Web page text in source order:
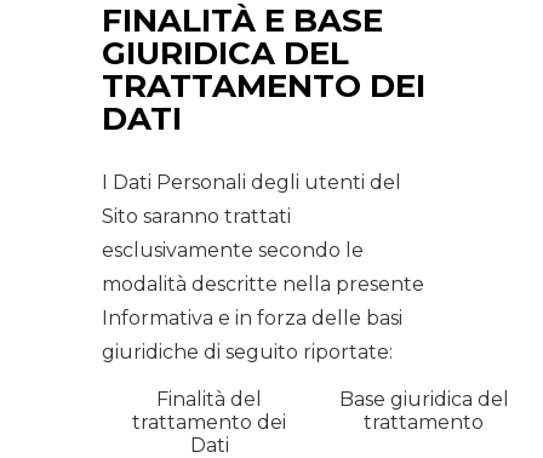
FINALITÀ E BASE
GIURIDICA DEL
TRATTAMENTO DEI
DATI
I Dati Personali degli utenti del
Sito saranno trattati
esclusivamente secondo le
modalità descritte nella presente
Informativa e in forza delle basi
giuridiche di seguito riportate:
Finalità del
trattamento dei
Dati
Base giuridica del
trattamento